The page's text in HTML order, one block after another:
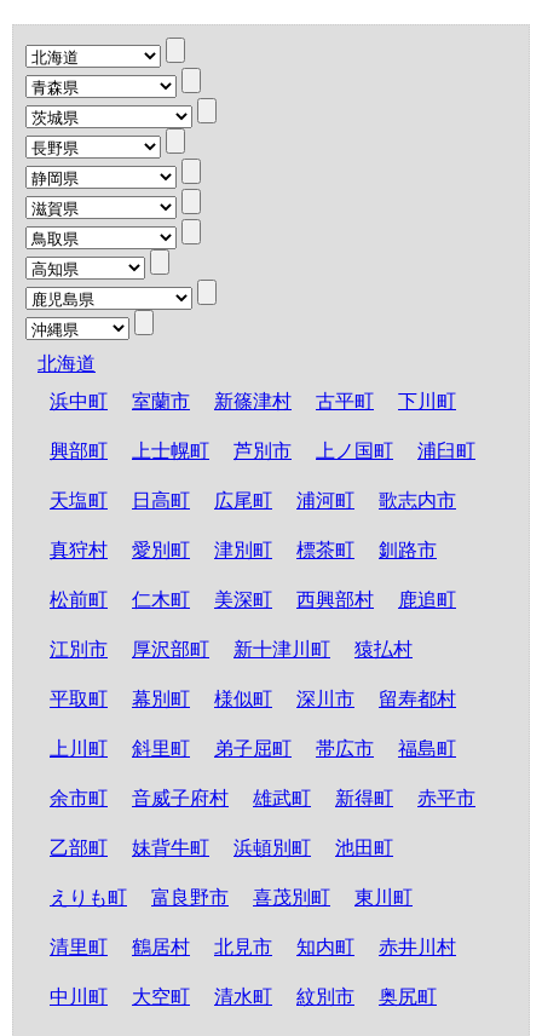
北海道
浜中町
室蘭市 新篠津村 古平町 下川町
興部町 上士幌町 芦別市 上ノ国町 浦臼町
天塩町 日高町 広尾町 浦河町 歌志内市
真狩村 愛別町 津別町 標茶町 釧路市
松前町 仁木町 美深町 西興部村 鹿追町
江別市 厚沢部町 新十津川町 猿払村
平取町 幕別町 様似町 深川市 留寿都村
上川町 斜里町 弟子屈町 帯広市 福島町
余市町 音威子府村 雄武町 新得町 赤平市
乙部町 妹背牛町 浜頓別町 池田町
えりも町 富良野市 喜茂別町 東川町
清里町 鶴居村 北見市 知内町 赤井川村
中川町 大空町 清水町 紋別市 奥尻町